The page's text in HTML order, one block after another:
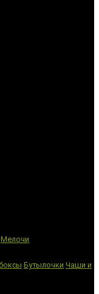
Мелочи
Бутылочки Чаши и